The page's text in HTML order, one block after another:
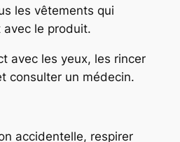
les vêtements qui
le produit.
avec les yeux, les rincer
consulter un médecin.
accidentelle, respirer